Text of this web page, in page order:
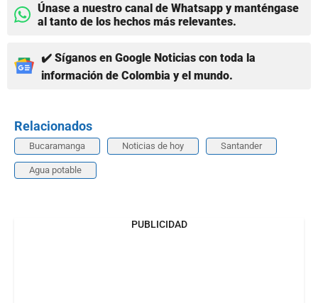
Únase a nuestro canal de Whatsapp y manténgase
al tanto de los hechos más relevantes.
✔️ Síganos en Google Noticias con toda la
información de Colombia y el mundo.
Relacionados
Bucaramanga Noticias de hoy Santander
Agua potable
PUBLICIDAD